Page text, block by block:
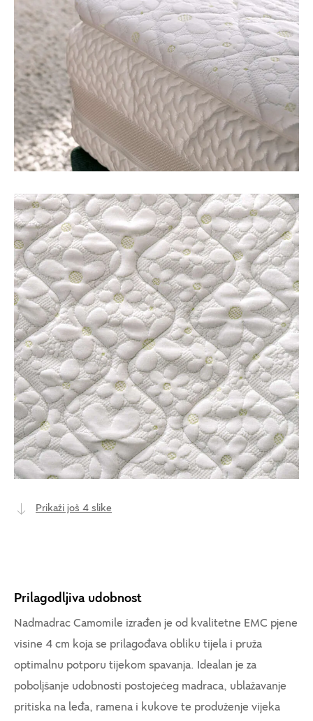
Prikaži još 4 slike
Prilagodljiva udobnost
Nadmadrac Camomile izrađen je od kvalitetne EMC pjene
visine 4 cm koja se prilagođava obliku tijela i pruža
optimalnu potporu tijekom spavanja. Idealan je za
poboljšanje udobnosti postojećeg madraca, ublažavanje
pritiska na leđa, ramena i kukove te produženje vijeka